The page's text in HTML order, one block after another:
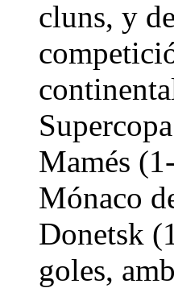
cluns, y
Mamés
Mónaco
Donetsk
goles,